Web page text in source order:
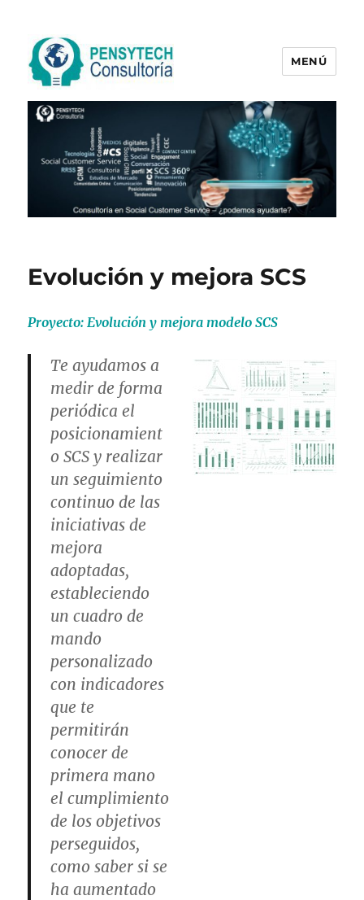
Pensytech Consultoría
MENÚ
Evolución y mejora SCS
Proyecto: Evolución y mejora modelo SCS
Te ayudamos a
medir de forma
periódica el
posicionamient
o SCS y realizar
un seguimiento
continuo de las
iniciativas de
mejora
adoptadas,
estableciendo
un cuadro de
mando
personalizado
con indicadores
que te
permitirán
conocer de
primera mano
el cumplimiento
de los objetivos
perseguidos,
como saber si se
ha aumentado